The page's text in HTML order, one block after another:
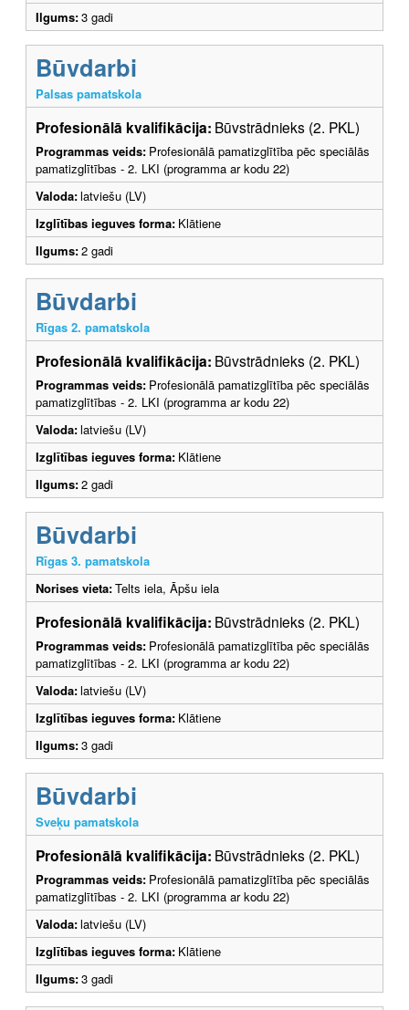
Ilgums:3 gadi
Būvdarbi
Palsas pamatskola
Profesionālā kvalifikācija: Būvstrādnieks (2. PKL)
Programmas veids: Profesionālā pamatizglītība pēc speciālās
pamatizglītības - 2. LKI (programma ar kodu 22)
Valoda:latviešu (LV)
Izglītības ieguves forma: Klātiene
Ilgums:2 gadi
Būvdarbi
Rīgas 2. pamatskola
Profesionālā kvalifikācija: Būvstrādnieks (2. PKL)
Programmas veids: Profesionālā pamatizglītība pēc speciālās
pamatizglītības - 2. LKI (programma ar kodu 22)
Valoda:latviešu (LV)
Izglītības ieguves forma: Klātiene
Ilgums:2 gadi
Būvdarbi
Rīgas 3. pamatskola
Norises vieta:Telts iela, Āpšu iela
Profesionālā kvalifikācija: Būvstrādnieks (2. PKL)
Programmas veids: Profesionālā pamatizglītība pēc speciālās
pamatizglītības - 2. LKI (programma ar kodu 22)
Valoda:latviešu (LV)
Izglītības ieguves forma: Klātiene
Ilgums:3 gadi
Būvdarbi
Sveķu pamatskola
Profesionālā kvalifikācija: Būvstrādnieks (2. PKL)
Programmas veids: Profesionālā pamatizglītība pēc speciālās
pamatizglītības - 2. LKI (programma ar kodu 22)
Valoda:latviešu (LV)
Izglītības ieguves forma: Klātiene
Ilgums:3 gadi